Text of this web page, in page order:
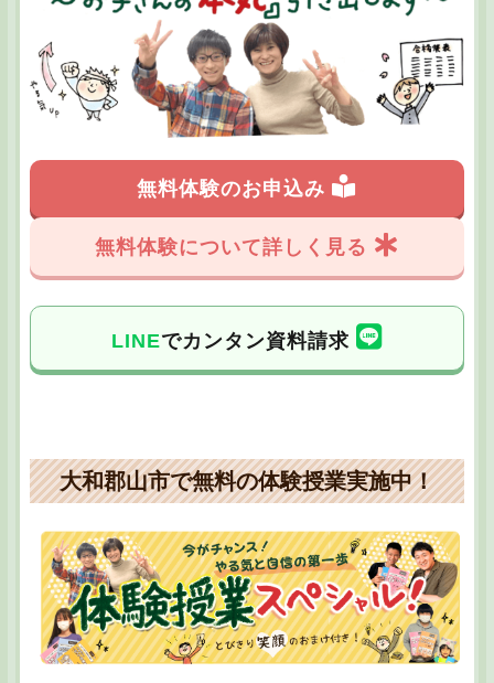
無料体験のお申込み
無料体験について詳しく見る
LINEでカンタン資料請求
大和郡山市で無料の体験授業実施中！